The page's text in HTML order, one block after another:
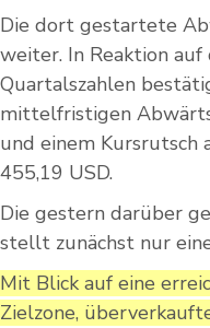
Die dort gestartete
weiter. In Reaktion
Quartalszahlen
mittelfristigen
und einem Kursrutsch
455,19 USD.
Die gestern darüber
stellt zunächst nur
Mit Blick auf eine
Zielzone,